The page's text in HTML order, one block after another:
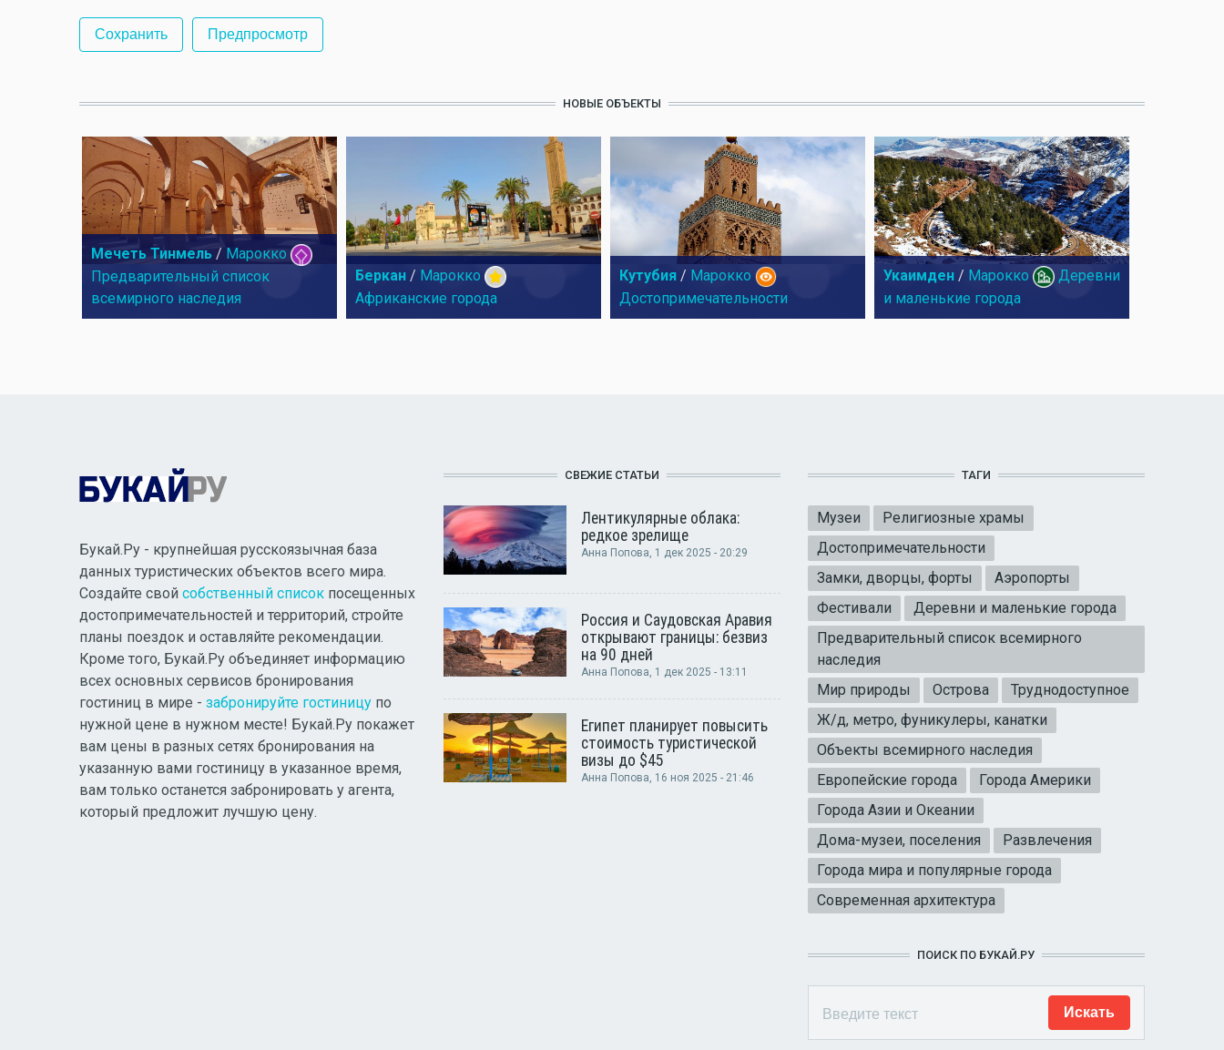
НОВЫЕ ОБЪЕКТЫ
Мечеть Тинмель / Марокко
Предварительный список
всемирного наследия
Беркан / Марокко
Африканские города
Кутубия / Марокко
Достопримечательности
Укаимден / Марокко
Деревни
и маленькие города
Букай.Ру - крупнейшая русскоязычная база
данных туристических объектов всего мира.
Создайте свой собственный список посещенных
достопримечательностей и территорий, стройте
планы поездок и оставляйте рекомендации.
Кроме того, Букай.Ру объединяет информацию
всех основных сервисов бронирования
гостиниц в мире - забронируйте гостиницу по
нужной цене в нужном месте! Букай.Ру покажет
вам цены в разных сетях бронирования на
указанную вами гостиницу в указанное время,
вам только останется забронировать у агента,
который предложит лучшую цену.
СВЕЖИЕ СТАТЬИ
Лентикулярные облака:
редкое зрелище
Анна Попова, 1 дек 2025 - 20:29
Россия и Саудовская Аравия
открывают границы: безвиз
на 90 дней
Анна Попова, 1 дек 2025 - 13:11
Египет планирует повысить
стоимость туристической
визы до $45
Анна Попова, 16 ноя 2025 - 21:46
ТАГИ
Музеи
Религиозные храмы
Достопримечательности
Замки, дворцы, форты
Аэропорты
Фестивали
Деревни и маленькие города
Предварительный список всемирного
наследия
Мир природы
Острова
Труднодоступное
Ж/д, метро, фуникулеры, канатки
Объекты всемирного наследия
Европейские города
Города Америки
Города Азии и Океании
Дома-музеи, поселения
Развлечения
Города мира и популярные города
Современная архитектура
ПОИСК ПО БУКАЙ.РУ